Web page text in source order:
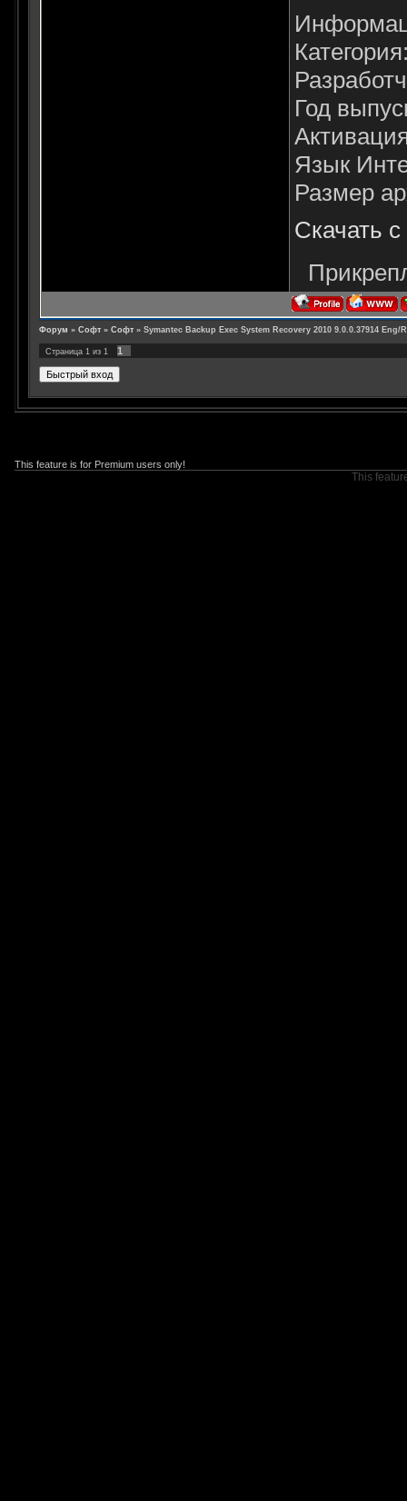
Год
Язык
Размер
Скачать
Форум » Софт » Софт » Symantec Backup Exec System Recovery 2010 9.0.0.37914 Eng/
Страница 1 из 1 1
This feature is for Premium users only!
This